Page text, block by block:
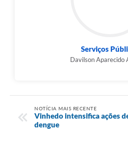
Serviços
Davilson Aparecido
NOTÍCIA MAIS RECENTE
Vinhedo intensifica ações
dengue